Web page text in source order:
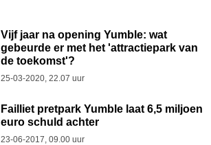
Vijf jaar na opening Yumble: wat
gebeurde er met het 'attractiepark van
de toekomst'?
25-03-2020, 22.07 uur
Failliet pretpark Yumble laat 6,5 miljoen
euro schuld achter
23-06-2017, 09.00 uur